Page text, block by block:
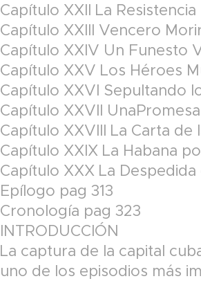
Capítulo XXII La
Capítulo XXIII Vencero
Capítulo XXIV Un Funesto
Capítulo XXV Los Héroes
Capítulo XXVI Sepultando
Capítulo XXVII
Capítulo XXVIII La Carta de
Capítulo XXIX La Habana
Capítulo XXX La
Epílogo pag 313
Cronología pag 323
INTRODUCCIÓN
La captura de la capital
uno de los episodios más